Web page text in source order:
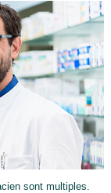
sont multiples.